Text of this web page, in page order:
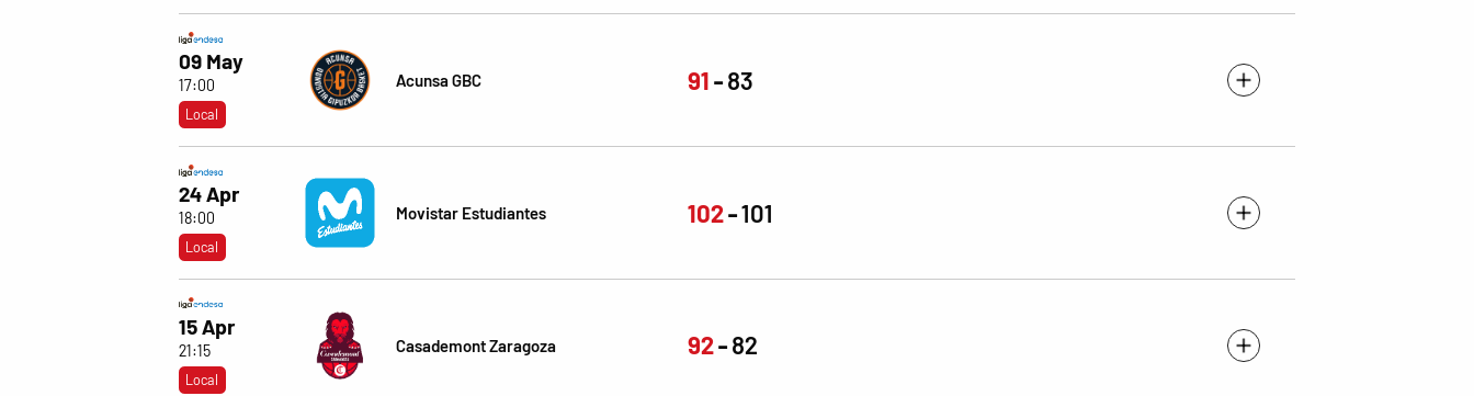
09 May
17:00
Local
Acunsa GBC 91 83
24 Apr
18:00
Local
Movistar Estudiantes 102 101
15 Apr
21:15
Local
Casademont Zaragoza 92 82